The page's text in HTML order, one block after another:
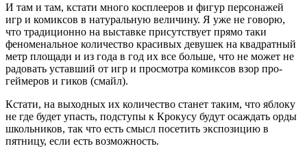
И там и там, кстати много косплееров и фигур персонажей
игр и комиксов в натуральную величину. Я уже не говорю,
что традиционно на выставке присутствует прямо таки
феноменальное количество красивых девушек на квадратный
метр площади и из года в год их все больше, что не может не
радовать уставший от игр и просмотра комиксов взор про-
геймеров и гиков (смайл).
Кстати, на выходных их количество станет таким, что яблоку
не где будет упасть, подступы к Крокусу будут осаждать орды
школьников, так что есть смысл посетить экспозицию в
пятницу, если есть возможность.